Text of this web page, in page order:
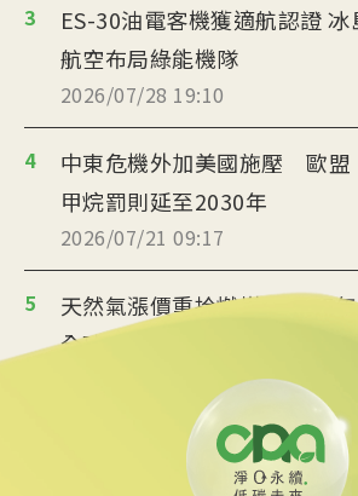
3
ES-30油電客機獲適航認證 冰島
航空布局綠能機隊
2026/07/28 19:10
4
中東危機外加美國施壓 歐盟
甲烷罰則延至2030年
2026/07/21 09:17
5
天然氣漲價重拾燃煤 2025年
全球碳排增長美國佔1/3
台廠搶攻泰國能源轉型商機
布局充電樁、微電網